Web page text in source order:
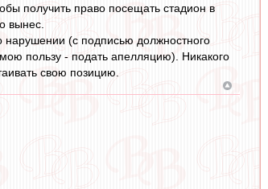
получить право посещать стадион в
вынес.
(с подписью должностного
пользу - подать апелляцию). Никакого
свою позицию.